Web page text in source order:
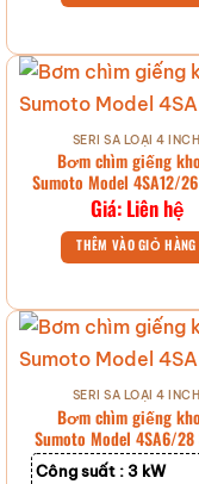
SERI SA LOẠI 4 INCH
Bơm chìm giếng
Sumoto Model 4SA12/
Giá: Liên hệ
THÊM VÀO GIỎ HÀNG
SERI SA LOẠI 4 INCH
Bơm chìm giếng
Sumoto Model 4SA6/28
Công suất : 3 kW